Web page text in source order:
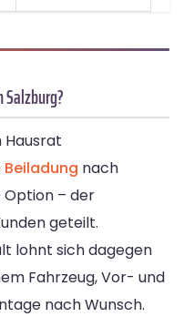
Hausrat
Beiladung nach
Option – der
geteilt.
lohnt sich dagegen
Fahrzeug, Vor- und
nach Wunsch.